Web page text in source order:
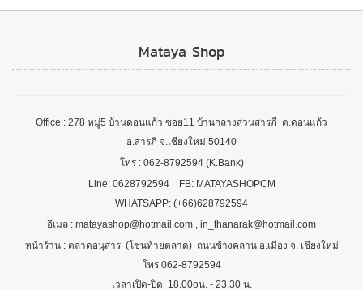
Mataya Shop
Office : 278 หมู่5 บ้านดอนแก้ว ซอย11 บ้านกลางสวนสารภี ต.ดอนแก้ว
อ.สารภี จ.เชียงใหม่ 50140
โทร : 062-8792594 (K.Bank)
Line: 0628792594 FB: MATAYASHOPCM
WHATSAPP: (+66)628792594
อีเมล : matayashop@hotmail.com , in_thanarak@hotmail.com
หน้าร้าน : ตลาดอนุสาร (โซนท้ายตลาด) ถนนช้างคลาน อ.เมือง จ. เชียงใหม่
โทร 062-8792594
เวลาเปิด-ปิด 18.00oน. - 23.30 น.